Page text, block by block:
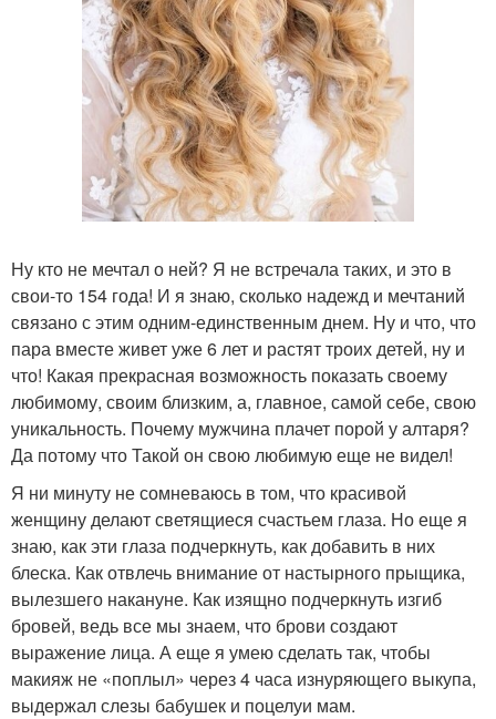
Ну кто не мечтал о ней? Я не встречала таких, и это в
свои-то 154 года! И я знаю, сколько надежд и мечтаний
связано с этим одним-единственным днем. Ну и что, что
пара вместе живет уже 6 лет и растят троих детей, ну и
что! Какая прекрасная возможность показать своему
любимому, своим близким, а, главное, самой себе, свою
уникальность. Почему мужчина плачет порой у алтаря?
Да потому что Такой он свою любимую еще не видел!
Я ни минуту не сомневаюсь в том, что красивой
женщину делают светящиеся счастьем глаза. Но еще я
знаю, как эти глаза подчеркнуть, как добавить в них
блеска. Как отвлечь внимание от настырного прыщика,
вылезшего накануне. Как изящно подчеркнуть изгиб
бровей, ведь все мы знаем, что брови создают
выражение лица. А еще я умею сделать так, чтобы
макияж не «поплыл» через 4 часа изнуряющего выкупа,
выдержал слезы бабушек и поцелуи мам.